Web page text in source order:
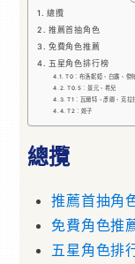
總攬
推薦首抽角色
免費角色推薦
五星角色排行榜
T0：布洛妮婭、白露、傑
T0.5：景元、希兒
T1：瓦爾特、彥卿、克拉
T2：姬子
總攬
推薦首抽角
免費角色推
五星角色排